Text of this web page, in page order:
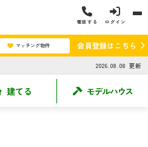
電話する ログイン
マッチング物件 会員登録はこちら
2026.08.08 更新
建てる モデルハウス